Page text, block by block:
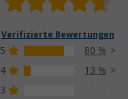
Verifizierte Bewertungen
5
80 %
4
13 %
3